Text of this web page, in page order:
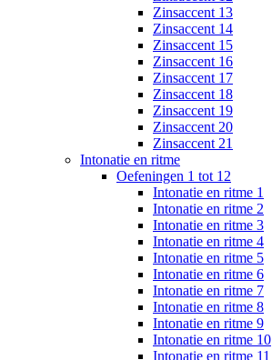
Zinsaccent 13
Zinsaccent 14
Zinsaccent 15
Zinsaccent 16
Zinsaccent 17
Zinsaccent 18
Zinsaccent 19
Zinsaccent 20
Zinsaccent 21
Intonatie en ritme
Oefeningen 1 tot 12
Intonatie en ritme 1
Intonatie en ritme 2
Intonatie en ritme 3
Intonatie en ritme 4
Intonatie en ritme 5
Intonatie en ritme 6
Intonatie en ritme 7
Intonatie en ritme 8
Intonatie en ritme 9
Intonatie en ritme 10
Intonatie en ritme 11